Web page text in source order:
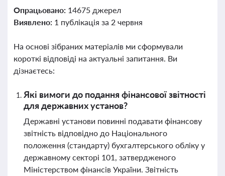
Опрацьовано: 14675 джерел
Виявлено: 1 публікація за 2 червня
На основі зібраних матеріалів ми сформували
короткі відповіді на актуальні запитання. Ви
дізнаєтесь:
Які вимоги до подання фінансової звітності
для державних установ?
Державні установи повинні подавати фінансову
звітність відповідно до Національного
положення (стандарту) бухгалтерського обліку у
державному секторі 101, затвердженого
Міністерством фінансів України. Звітність